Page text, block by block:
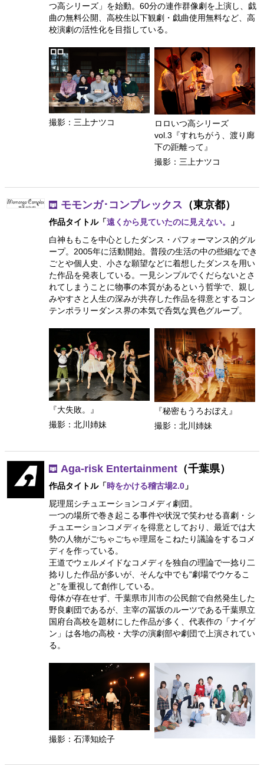
つ高シリーズ」を始動。60分の連作群像劇を上演し、戯
曲の無料公開、高校生以下観劇・戯曲使用無料など、高
校演劇の活性化を目指している。
撮影：三上ナツコ
ロロいつ高シリーズ
vol.3『すれちがう、渡り廊
下の距離って』
撮影：三上ナツコ
モモンガ･コンプレックス （東京都）
作品タイトル「遠くから見ていたのに見えない。
」
白神ももこを中心としたダンス・パフォーマンス的グル
ープ。2005年に活動開始。普段の生活の中の些細なでき
ごとや個人史、小さな願望などに着想したダンスを用い
た作品を発表している。一見シンプルでくだらないとさ
れてしまうことに物事の本質があるという哲学で、親し
みやすさと人生の深みが共存した作品を得意とするコン
テンポラリーダンス界の本気で呑気な異色グループ。
『大失敗。』
撮影：北川姉妹
『秘密もうろおぼえ』
撮影：北川姉妹
Aga-risk Entertainment （千葉県）
作品タイトル「時をかける稽古場2.0 」
屁理屈シチュエーションコメディ劇団。
一つの場所で巻き起こる事件や状況で笑わせる喜劇・シ
チュエーションコメディを得意としており、最近では大
勢の人物がごちゃごちゃ理屈をこねたり議論をするコメ
ディを作っている。
王道でウェルメイドなコメディを独自の理論で一捻り二
捻りした作品が多いが、そんな中でも“劇場でウケるこ
と”を重視して創作している。
母体が存在せず、千葉県市川市の公民館で自然発生した
野良劇団であるが、主宰の冨坂のルーツである千葉県立
国府台高校を題材にした作品が多く、代表作の「ナイゲ
ン」は各地の高校・大学の演劇部や劇団で上演されてい
る。
撮影：石澤知絵子